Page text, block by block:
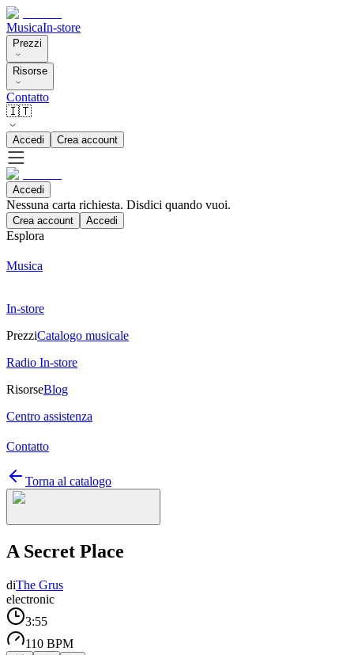
MusicaIn-store
Prezzi
Risorse
Contatto
🇮🇹
Accedi Crea account
Accedi
Nessuna carta richiesta. Disdici quando vuoi.
Crea account Accedi
Esplora
Musica
In-store
PrezziCatalogo musicale
Radio In-store
RisorseBlog
Centro assistenza
Contatto
Torna al catalogo
A Secret Place
diThe Grus
electronic
3:55
110 BPM